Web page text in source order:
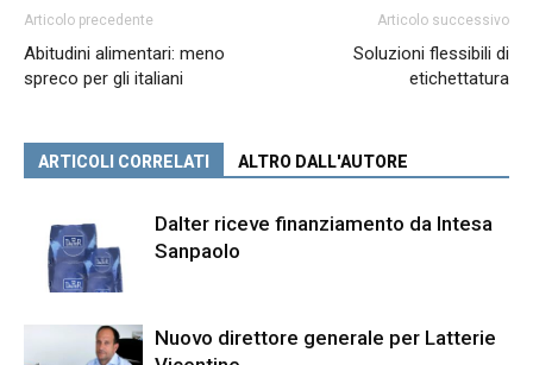
Articolo precedente
Abitudini alimentari: meno
spreco per gli italiani
Articolo successivo
Soluzioni flessibili di
etichettatura
ARTICOLI CORRELATI ALTRO DALL'AUTORE
Dalter riceve finanziamento da Intesa
Sanpaolo
Nuovo direttore generale per Latterie